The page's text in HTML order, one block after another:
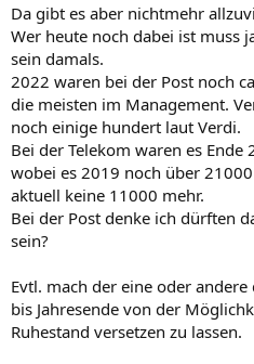
Da gibt es aber nichtmehr
Wer heute noch dabei ist muss
sein damals.
2022 waren bei der Post noch
die meisten im Management.
noch einige hundert laut Verdi.
Bei der Telekom waren es
wobei es 2019 noch über
aktuell keine 11000 mehr.
Bei der Post denke ich dürften
sein?
Evtl. mach der eine oder
bis Jahresende von der
Ruhestand versetzen zu lassen.